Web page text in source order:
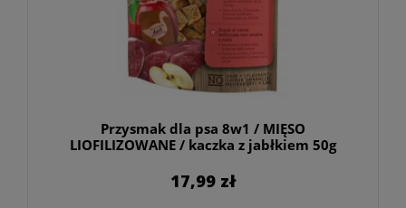
Przysmak dla psa 8w1 / MIĘSO
LIOFILIZOWANE / kaczka z jabłkiem 50g
17,99 zł